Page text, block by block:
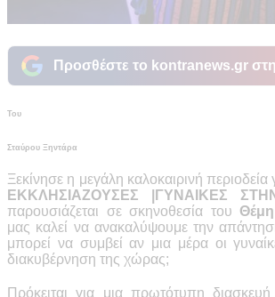
Προσθέστε το kontranews.gr
Του
Σταύρου Ξηντάρα
Ξεκίνησε η μεγάλη καλοκαιρινή
ΕΚΚΛΗΣΙΑΖΟΥΣΕΣ |ΓΥΝΑΙΚΕΣ
παρουσιάζεται σε σκηνοθεσία του
μας καλεί να ανακαλύψουμε την
μπορεί να συμβεί αν μια μέρα οι
διακυβέρνηση της χώρας;
Πρόκειται για μια πρωτότυπη διασκευή